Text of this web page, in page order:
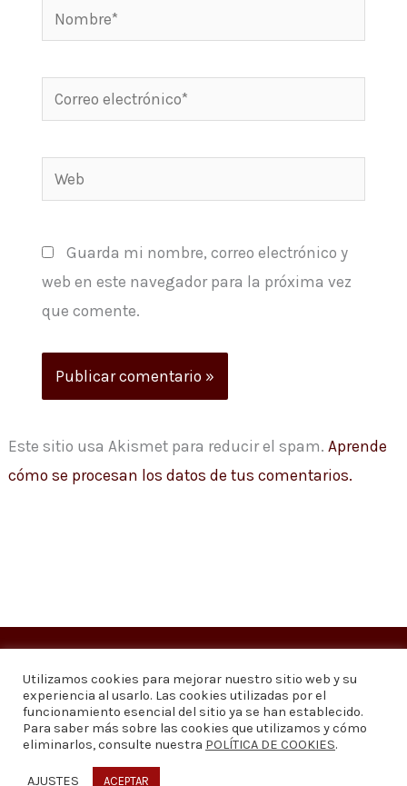
Nombre*
Correo
electrónico*
Web
Guarda mi nombre, correo electrónico y
web en este navegador para la próxima vez
que comente.
Este sitio usa Akismet para reducir el spam. Aprende
cómo se procesan los datos de tus comentarios.
Copyright © 2026Visión 20/20 Noticias
Visión 20/20 Noticias - Edición 1.095
Contáctenos
Quiénes somos
Política de privacidad
Utilizamos cookies para mejorar nuestro sitio web y su
experiencia al usarlo. Las cookies utilizadas por el
funcionamiento esencial del sitio ya se han establecido.
Para saber más sobre las cookies que utilizamos y cómo
eliminarlos, consulte nuestra POLÍTICA DE COOKIES.
AJUSTES ACEPTAR